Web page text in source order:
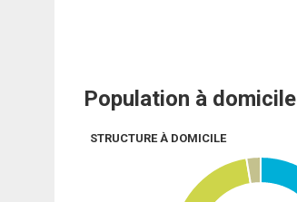
Population à domicile
STRUCTURE À DOMICILE